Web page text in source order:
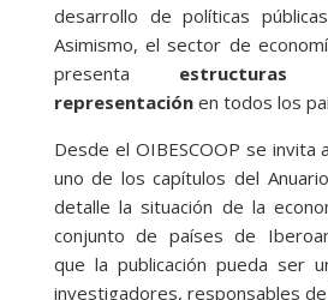
desarrollo de políticas
Asimismo, el sector de
presenta
representaciónen todos los
Desde el OIBESCOOP se invita
uno de los capítulos del
detalle la situación de la
conjunto de países de
que la publicación pueda ser
investigadores, responsables